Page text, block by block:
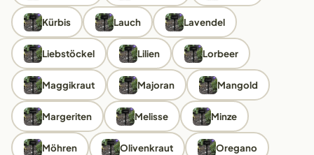
Kürbis Lauch Lavendel
Liebstöckel Lilien Lorbeer
Maggikraut Majoran Mangold
Margeriten Melisse Minze
Möhren Olivenkraut Oregano